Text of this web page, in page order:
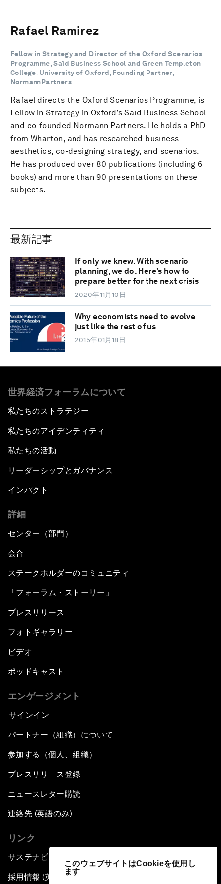
このウェブサイトはCookieを使用し
ます
Rafael Ramirez
Fellow in Strategy and Director of the Oxford Scenarios
Programme, Saïd Business School and Green Templeton
College, University of Oxford, Founding Partner,
NormannPartners
Rafael directs the Oxford Scenarios Programme, is
Fellow in Strategy in Oxford’s Saïd Business School
and co-founded Normann Partners. He holds a PhD
from Wharton, and has researched business
aesthetics, co-designing strategy, and scenarios.
He has produced over 80 publications (including 6
books) and more than 90 presentations on these
subjects.
最新記事
If only we knew. With scenario
planning, we do. Here's how to
prepare better for the next crisis
2020年11月10日
Why economists need to evolve
just like the rest of us
2015年01月18日
世界経済フォーラムについて
私たちのストラテジー
私たちのアイデンティティ
私たちの活動
リーダーシップとガバナンス
インパクト
詳細
センター（部門）
会合
ステークホルダーのコミュニティ
「フォーラム・ストーリー」
プレスリリース
フォトギャラリー
ビデオ
ポッドキャスト
エンゲージメント
サインイン
パートナー（組織）について
参加する（個人、組織）
プレスリリース登録
ニュースレター購読
連絡先 (英語のみ)
リンク
サステナビリティへの取り組み
採用情報 (英語のみ)